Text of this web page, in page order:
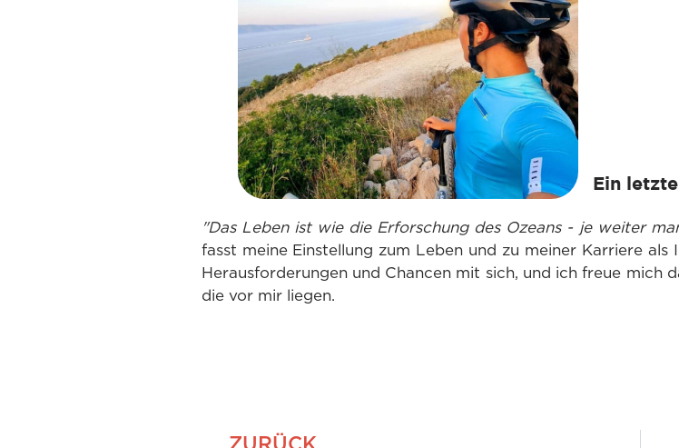
Ein
"Das Leben ist wie die Erforschung des Ozeans - je weiter
fasst meine Einstellung zum Leben und zu meiner Karriere
Herausforderungen und Chancen mit sich, und ich freue mich
die vor mir liegen.